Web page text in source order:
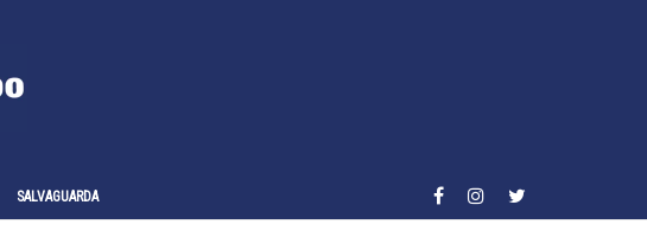
SALVAGUARDA